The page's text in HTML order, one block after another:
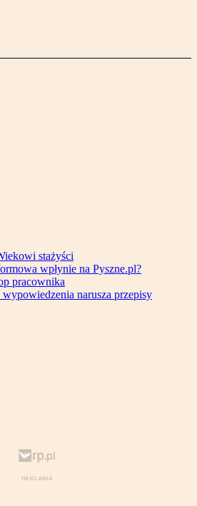
stażyści
wpłynie na Pyszne.pl?
pracownika
narusza przepisy